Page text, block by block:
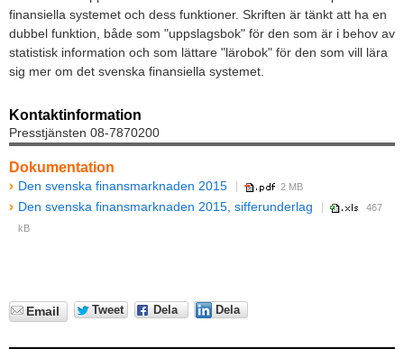
finansiella systemet och dess funktioner. Skriften är tänkt att ha en
dubbel funktion, både som "uppslagsbok" för den som är i behov av
statistisk information och som lättare "lärobok" för den som vill lära
sig mer om det svenska finansiella systemet.
Kontaktinformation
Presstjänsten 08-7870200
Dokumentation
Den svenska finansmarknaden 2015 2 MB
Den svenska finansmarknaden 2015, sifferunderlag
467
kB
Email Tweet Dela Dela